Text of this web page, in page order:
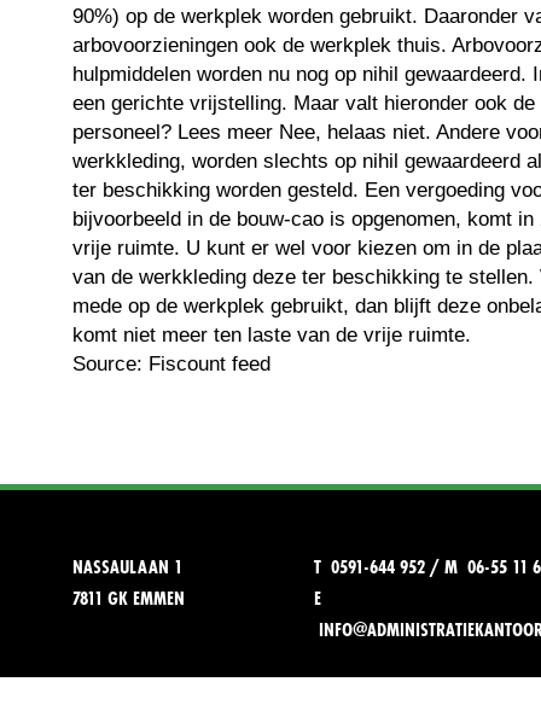
90%) op de werkplek worden gebruikt. Daaronder
arbovoorzieningen ook de werkplek thuis.
hulpmiddelen worden nu nog op nihil gewaardeerd.
een gerichte vrijstelling. Maar valt hieronder ook
personeel? Lees meer Nee, helaas niet. Andere
werkkleding, worden slechts op nihil gewaardeerd
ter beschikking worden gesteld. Een vergoeding
bijvoorbeeld in de bouw-cao is opgenomen, komt
vrije ruimte. U kunt er wel voor kiezen om in de
van de werkkleding deze ter beschikking te
mede op de werkplek gebruikt, dan blijft deze
komt niet meer ten laste van de vrije ruimte.
Source: Fiscount feed
NASSAULAAN 1
7811 GK EMMEN
T 0591-644 952 / M 06-55 11
E